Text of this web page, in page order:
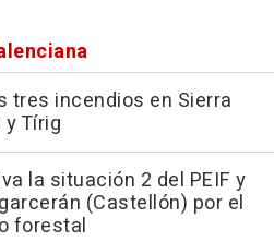
tres incendios en Sierra
Tírig
la situación 2 del PEIF y
(Castellón) por el
forestal